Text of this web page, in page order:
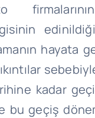
hayata
kadar
bu geçiş